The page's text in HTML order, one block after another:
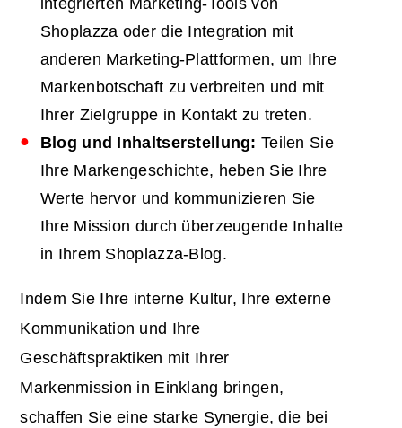
integrierten Marketing-Tools von
Shoplazza oder die Integration mit
anderen Marketing-Plattformen, um Ihre
Markenbotschaft zu verbreiten und mit
Ihrer Zielgruppe in Kontakt zu treten.
Blog und Inhaltserstellung: Teilen Sie
Ihre Markengeschichte, heben Sie Ihre
Werte hervor und kommunizieren Sie
Ihre Mission durch überzeugende Inhalte
in Ihrem Shoplazza-Blog.
Indem Sie Ihre interne Kultur, Ihre externe
Kommunikation und Ihre
Geschäftspraktiken mit Ihrer
Markenmission in Einklang bringen,
schaffen Sie eine starke Synergie, die bei